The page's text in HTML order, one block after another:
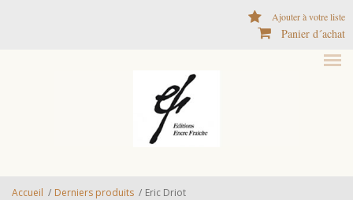
Ajouter à votre liste
Panier d´achat
Accueil / Derniers produits / Eric Driot